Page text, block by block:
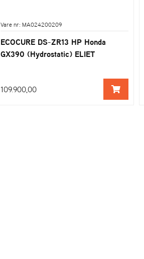
Vare nr: MA024200209
ECOCURE DS-ZR13 HP Honda
GX390 (Hydrostatic) ELIET
109.900,00